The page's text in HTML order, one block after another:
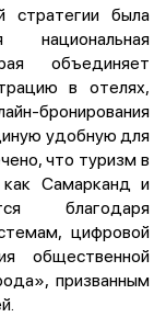
была
национальная
объединяет
в отелях,
бронирования
удобную для
что туризм в
как Самарканд и
благодаря
цифровой
общественной
призванным